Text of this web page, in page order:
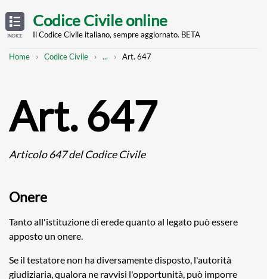
TABLE
OF
CONTENTS
INDICE
main
Codice Civile online
Il Codice Civile italiano, sempre aggiornato. BETA
Breadcrumb
Home Codice Civile
Mostra
... Art. 647
Art. 647
Articolo 647 del Codice Civile
Onere
Tanto all'istituzione di erede quanto al legato può essere
apposto un onere.
Se il testatore non ha diversamente disposto, l'autorità
giudiziaria, qualora ne ravvisi l'opportunità, può imporre